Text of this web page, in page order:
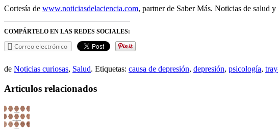
Cortesía de www.noticiasdelaciencia.com, partner de Saber Más. Noticias de salud y
COMPÁRTELO EN LAS REDES SOCIALES:
Correo electrónico
de Noticias curiosas, Salud. Etiquetas: causa de depresión, depresión, psicología,
Artículos relacionados